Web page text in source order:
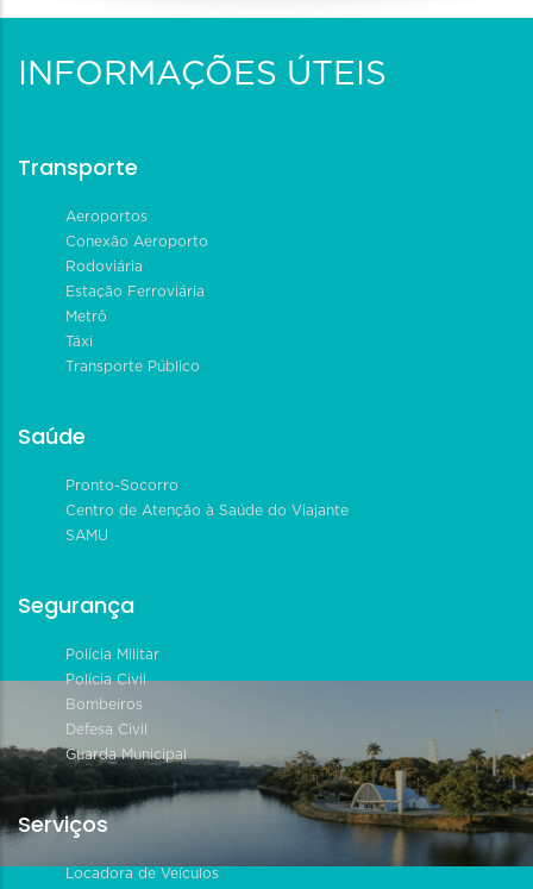
INFORMAÇÕES ÚTEIS
Transporte
Aeroportos
Conexão Aeroporto
Rodoviária
Estação Ferroviária
Metrô
Táxi
Transporte Público
Saúde
Pronto-Socorro
Centro de Atenção à Saúde do Viajante
SAMU
Segurança
Polícia Militar
Polícia Civil
Bombeiros
Defesa Civil
Guarda Municipal
Serviços
Locadora de Veículos